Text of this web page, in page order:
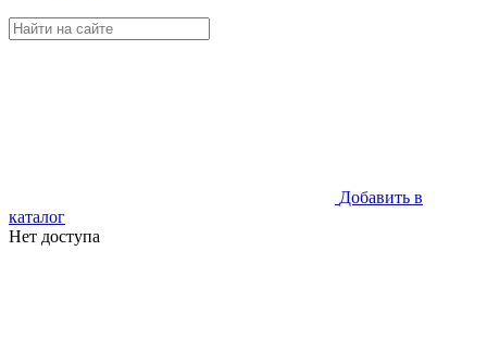
Добавить в
каталог
Нет доступа